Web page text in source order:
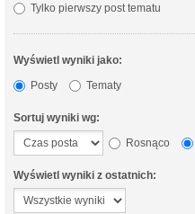
Tylko pierwszy post tematu
Wyświetl wyniki jako:
Posty
Tematy
Sortuj wyniki wg:
Rosnąco
Wyświetl wyniki z ostatnich: